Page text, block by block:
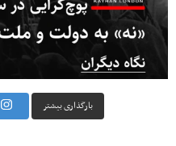
بارگذاری بیشتر